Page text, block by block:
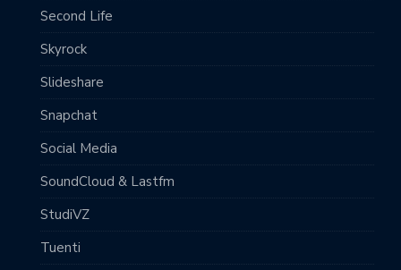
Second Life
Skyrock
Slideshare
Snapchat
Social Media
SoundCloud & Lastfm
StudiVZ
Tuenti